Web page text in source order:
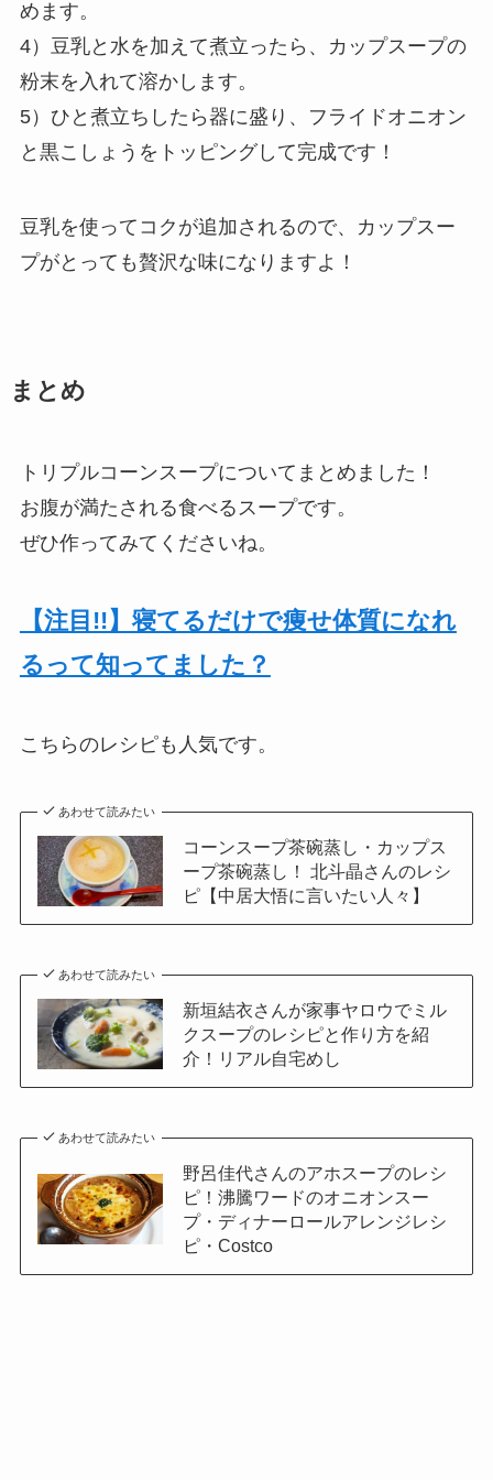
めます。
4）豆乳と水を加えて煮立ったら、カップスープの
粉末を入れて溶かします。
5）ひと煮立ちしたら器に盛り、フライドオニオン
と黒こしょうをトッピングして完成です！
豆乳を使ってコクが追加されるので、カップスー
プがとっても贅沢な味になりますよ！
まとめ
トリプルコーンスープについてまとめました！
お腹が満たされる食べるスープです。
ぜひ作ってみてくださいね。
【注目!!】寝てるだけで痩せ体質になれ
るって知ってました？
こちらのレシピも人気です。
あわせて読みたい
コーンスープ茶碗蒸し・カップス
ープ茶碗蒸し！ 北斗晶さんのレシ
ピ【中居大悟に言いたい人々】
あわせて読みたい
新垣結衣さんが家事ヤロウでミル
クスープのレシピと作り方を紹
介！リアル自宅めし
あわせて読みたい
野呂佳代さんのアホスープのレシ
ピ！沸騰ワードのオニオンスー
プ・ディナーロールアレンジレシ
ピ・Costco